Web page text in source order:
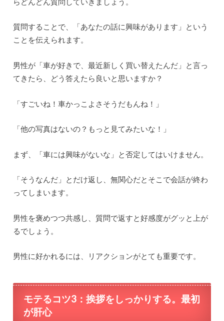
質問することで、「あなたの話に興味があります」という
ことを伝えられます。
男性が「車が好きで、最近新しく買い替えたんだ」と言っ
てきたら、どう答えたら良いと思いますか？
「すごいね！車かっこよさそうだもんね！」
「他の写真はないの？もっと見てみたいな！」
まず、「車には興味がないな」と否定してはいけません。
「そうなんだ」とだけ返し、無関心だとそこで会話が終わ
ってしまいます。
男性を褒めつつ共感し、質問で返すと好感度がグッと上が
るでしょう。
男性に好かれるには、リアクションがとても重要です。
モテるコツ3：挨拶をしっかりする。最初
が肝心